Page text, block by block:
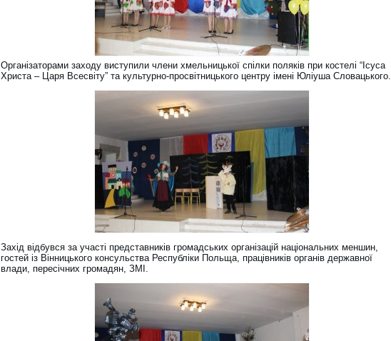
Організаторами заходу виступили члени хмельницької спілки поляків при костелі “Ісуса
Христа – Царя Всесвіту” та культурно-просвітницького центру імені Юліуша Словацького.
Захід відбувся за участі представників громадських організацій національних меншин,
гостей із Вінницького консульства Республіки Польща, працівників органів державної
влади, пересічних громадян, ЗМІ.